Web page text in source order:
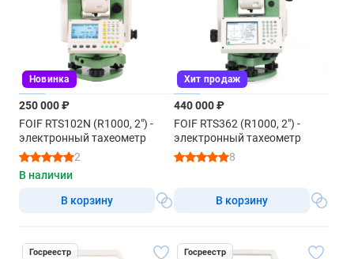
Новинка
250 000 ₽
FOIF RTS102N (R1000, 2") -
электронный тахеометр
2
В наличии
В корзину
Хит продаж
440 000 ₽
FOIF RTS362 (R1000, 2") -
электронный тахеометр
8
В корзину
Госреестр Госреестр